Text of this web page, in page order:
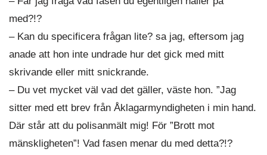
med?!?
– Kan du specificera frågan lite? sa jag, eftersom jag
anade att hon inte undrade hur det gick med mitt
skrivande eller mitt snickrande.
– Du vet mycket väl vad det gäller, väste hon. ”Jag
sitter med ett brev från Åklagarmyndigheten i min hand.
Där står att du polisanmält mig! För ”Brott mot
mänskligheten”! Vad fasen menar du med detta?!?